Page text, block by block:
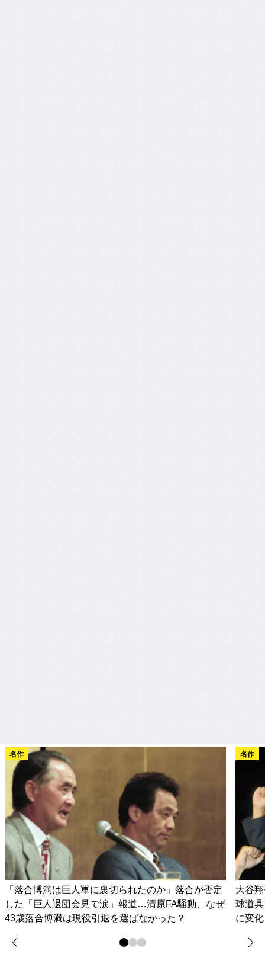
名作
「落合博満は巨人軍に裏切られたのか」落合が否定
した「巨人退団会見で涙」報道…清原FA騒動、なぜ
43歳落合博満は現役引退を選ばなかった？
名作
大谷
球道
に変